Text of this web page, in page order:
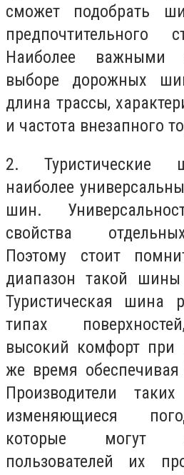
сможет подобрать
предпочтительного
Наиболее важными
выборе дорожных
длина трассы,
и частота внезапного
2. Туристические
наиболее
шин.
свойства
Поэтому стоит
диапазон такой
Туристическая шина
типах
высокий комфорт
же время
Производители
изменяющиеся
которые могут
пользователей их